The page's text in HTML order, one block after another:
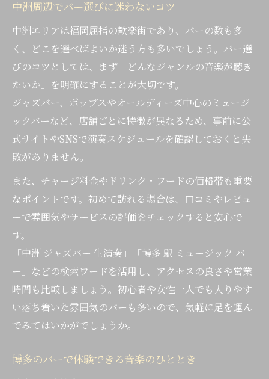
中洲周辺でバー選びに迷わないコツ
中洲エリアは福岡屈指の歓楽街であり、バーの数も多
く、どこを選べばよいか迷う方も多いでしょう。バー選
びのコツとしては、まず「どんなジャンルの音楽が聴き
たいか」を明確にすることが大切です。
ジャズバー、ポップスやオールディーズ中心のミュージ
ックバーなど、店舗ごとに特徴が異なるため、事前に公
式サイトやSNSで演奏スケジュールを確認しておくと失
敗がありません。
また、チャージ料金やドリンク・フードの価格帯も重要
なポイントです。初めて訪れる場合は、口コミやレビュ
ーで雰囲気やサービスの評価をチェックすると安心で
す。
「中洲 ジャズバー 生演奏」「博多 駅 ミュージック バ
ー」などの検索ワードを活用し、アクセスの良さや営業
時間も比較しましょう。初心者や女性一人でも入りやす
い落ち着いた雰囲気のバーも多いので、気軽に足を運ん
でみてはいかがでしょうか。
博多のバーで体験できる音楽のひととき